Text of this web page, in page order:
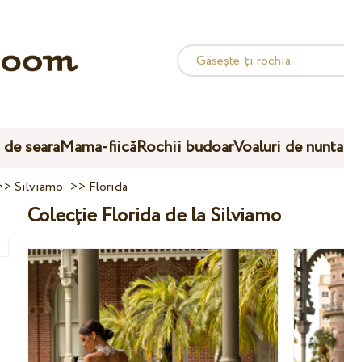
searaMama-fiicăRochii budoarVoaluri de nunta
Silviamo >> Florida
Colecție Florida de la Silviamo